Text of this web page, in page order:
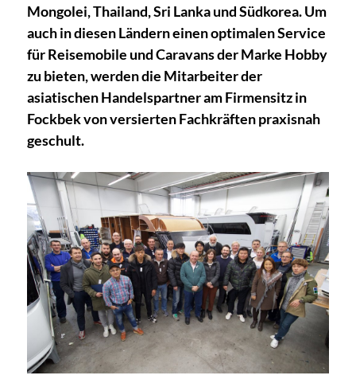
Mongolei, Thailand, Sri Lanka und Südkorea. Um
auch in diesen Ländern einen optimalen Service
für Reisemobile und Caravans der Marke Hobby
zu bieten, werden die Mitarbeiter der
asiatischen Handelspartner am Firmensitz in
Fockbek von versierten Fachkräften praxisnah
geschult.